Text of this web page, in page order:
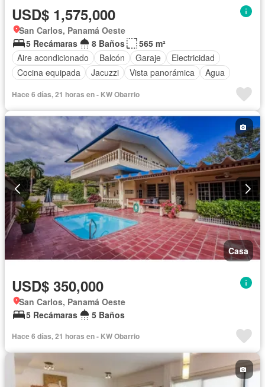
USD$ 1,575,000
San Carlos, Panamá Oeste
5 Recámaras
8 Baños
565 m²
Aire acondicionado
Balcón Garaje
Electricidad
Cocina equipada
Jacuzzi Vista panorámica Agua
Hace 6 días, 21 horas en - KW Obarrio
Casa
USD$ 350,000
San Carlos, Panamá Oeste
5 Recámaras
5 Baños
Hace 6 días, 21 horas en - KW Obarrio